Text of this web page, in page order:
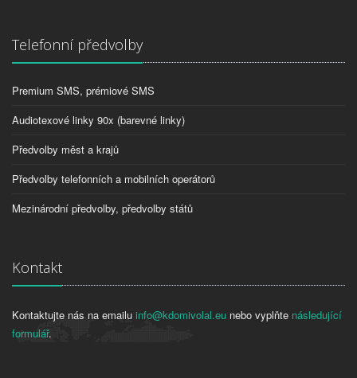
Telefonní předvolby
Premium SMS, prémiové SMS
Audiotexové linky 90x (barevné linky)
Předvolby měst a krajů
Předvolby telefonních a mobilních operátorů
Mezinárodní předvolby, předvolby států
Kontakt
Kontaktujte nás na emailu info@kdomivolal.eu nebo vyplňte následující
formulář.